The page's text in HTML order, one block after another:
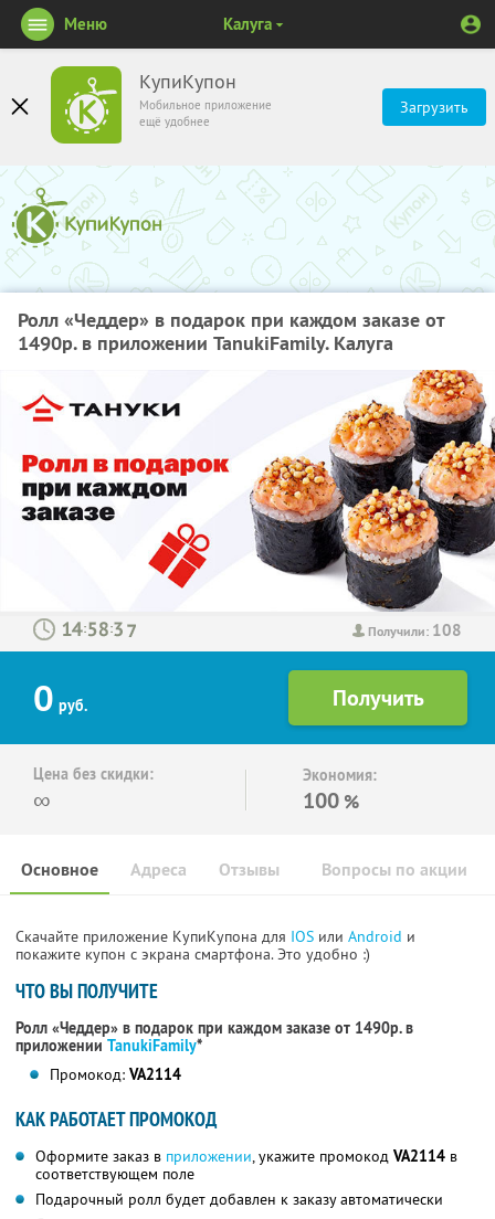
КупиКупон
Мобильное приложение
ещё удобнее
Загрузить
Меню Калуга
Ролл «Чеддер» в подарок при каждом заказе от
1490р. в приложении TanukiFamily. Калуга
Получили: 108
: :
0 руб.
Цена без скидки:
∞
Экономия:
100 %
Основное Отзывы Вопросы по акции
Адреса
Скачайте приложение КупиКупона для IOS или Android и
покажите купон с экрана смартфона. Это удобно :)
ЧТО ВЫ ПОЛУЧИТЕ
Ролл «Чеддер» в подарок при каждом заказе от 1490р. в
приложении TanukiFamily*
Промокод: VA2114
КАК РАБОТАЕТ ПРОМОКОД
Оформите заказ в приложении, укажите промокод VA2114 в
соответствующем поле
Подарочный ролл будет добавлен к заказу автоматически